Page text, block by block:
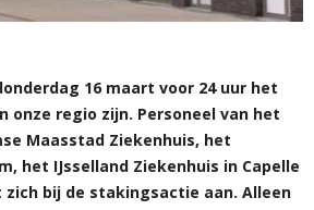
16 maart voor 24 uur het
onze regio zijn. Personeel van het
Maasstad Ziekenhuis, het
het IJsselland Ziekenhuis in Capelle
zich bij de stakingsactie aan. Alleen